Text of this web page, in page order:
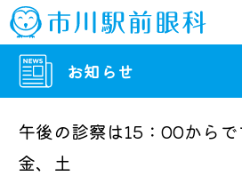
お知らせ
午後の診察は15：00からで
金、土